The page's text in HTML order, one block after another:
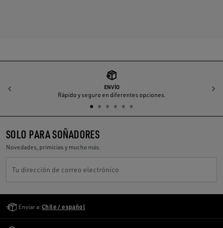
ENVÍO
Rápido y seguro en diferentes opciones.
Anterior
SOLO PARA SOÑADORES
Novedades, primicias y mucho más.
Tu dirección de correo electrónico
Enviar a: Chile / español